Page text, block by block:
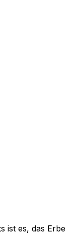
ist es, das Erbe